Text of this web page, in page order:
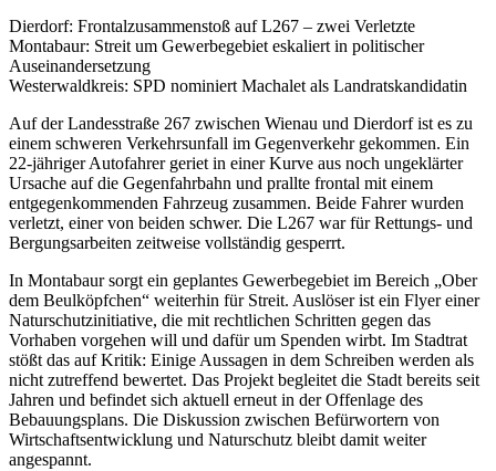
Dierdorf: Frontalzusammenstoß auf L267 – zwei Verletzte
Montabaur: Streit um Gewerbegebiet eskaliert in politischer
Auseinandersetzung
Westerwaldkreis: SPD nominiert Machalet als Landratskandidatin
Auf der Landesstraße 267 zwischen Wienau und Dierdorf ist es zu
einem schweren Verkehrsunfall im Gegenverkehr gekommen. Ein
22-jähriger Autofahrer geriet in einer Kurve aus noch ungeklärter
Ursache auf die Gegenfahrbahn und prallte frontal mit einem
entgegenkommenden Fahrzeug zusammen. Beide Fahrer wurden
verletzt, einer von beiden schwer. Die L267 war für Rettungs- und
Bergungsarbeiten zeitweise vollständig gesperrt.
In Montabaur sorgt ein geplantes Gewerbegebiet im Bereich „Ober
dem Beulköpfchen“ weiterhin für Streit. Auslöser ist ein Flyer einer
Naturschutzinitiative, die mit rechtlichen Schritten gegen das
Vorhaben vorgehen will und dafür um Spenden wirbt. Im Stadtrat
stößt das auf Kritik: Einige Aussagen in dem Schreiben werden als
nicht zutreffend bewertet. Das Projekt begleitet die Stadt bereits seit
Jahren und befindet sich aktuell erneut in der Offenlage des
Bebauungsplans. Die Diskussion zwischen Befürwortern von
Wirtschaftsentwicklung und Naturschutz bleibt damit weiter
angespannt.